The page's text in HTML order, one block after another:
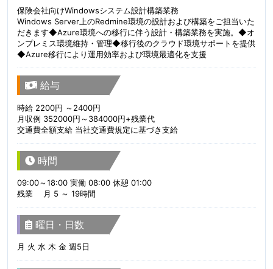
保険会社向けWindowsシステム設計構築業務
Windows Server上のRedmine環境の設計および構築をご担当いた
だきます◆Azure環境への移行に伴う設計・構築業務を実施。◆オ
ンプレミス環境維持・管理◆移行後のクラウド環境サポートを提供
◆Azure移行により運用効率および環境最適化を支援
給与
時給 2200円 ～2400円
月収例 352000円～384000円+残業代
交通費全額支給 当社交通費規定に基づき支給
時間
09:00～18:00 実働 08:00 休憩 01:00
残業 月 5 ～ 19時間
曜日・日数
月 火 水 木 金 週5日